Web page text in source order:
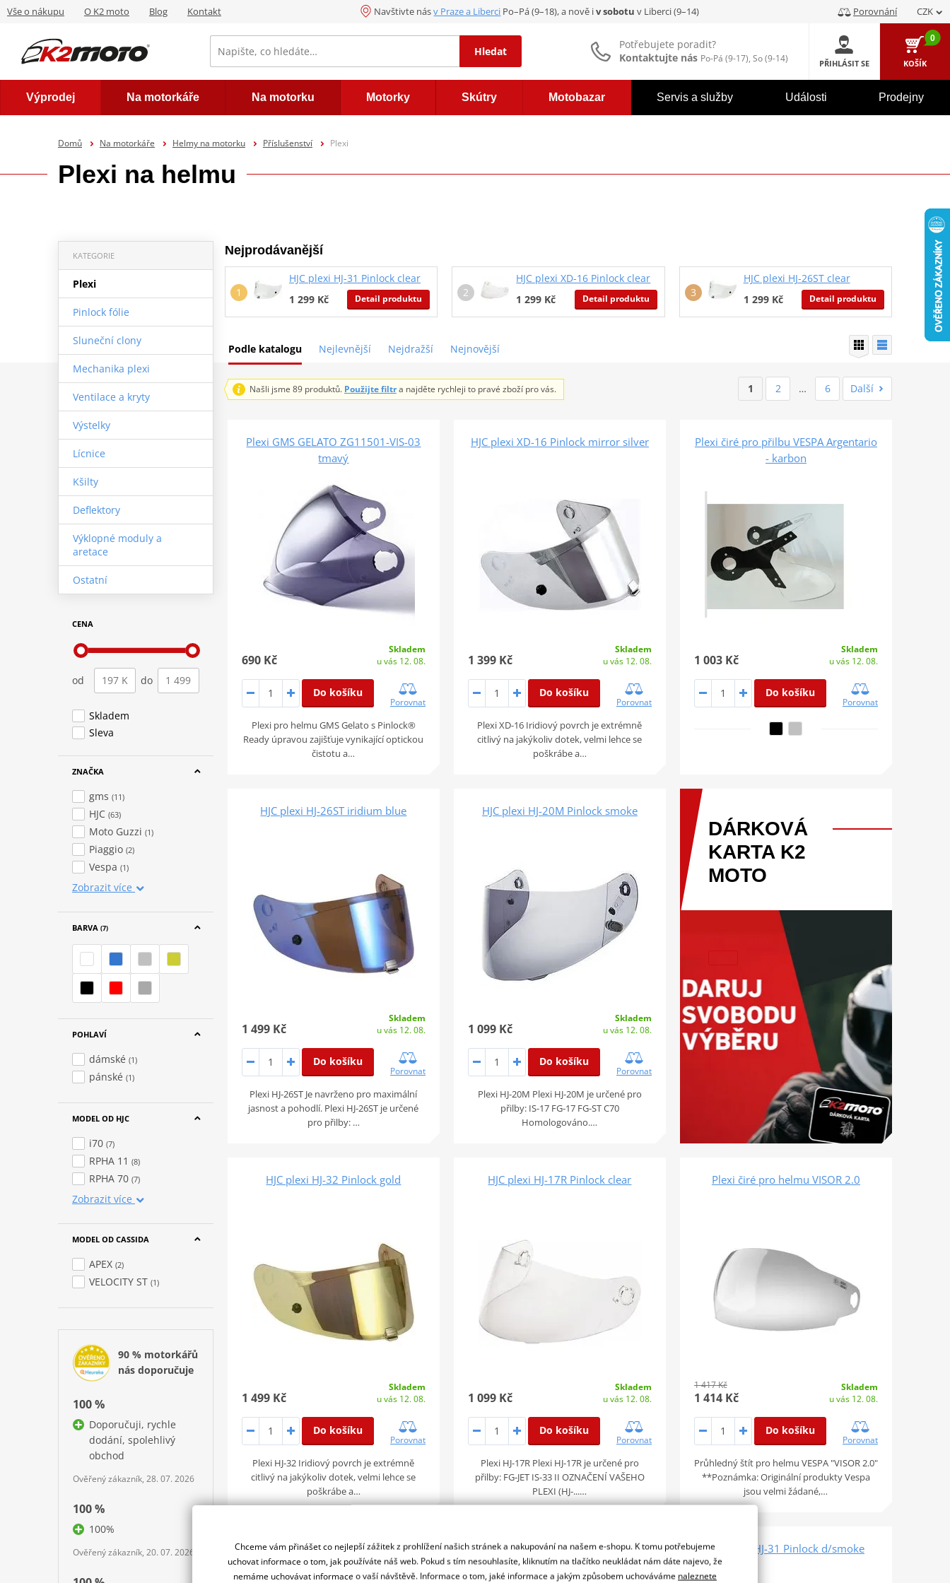
Vše o nákupu O K2 moto Blog Kontakt Navštivte násv Praze a Liberci Po–Pá (9–18), a nově iv sobotu v Liberci (9–14) Porovnání CZK
Hledat
Potřebujete poradit?
Kontaktujte nás Po-Pá (9-17), So (9-14) PŘIHLÁSIT SE
0
KOŠÍK
Výprodej Na motorkáře Na motorku Motorky Skútry Motobazar Servis a služby Události Prodejny
Domů Na motorkáře Helmy na motorku Příslušenství Plexi
Plexi na helmu
Nejprodávanější
HJC plexi HJ-31 Pinlock clear
1 299 Kč
Detail produktu
HJC plexi XD-16 Pinlock clear
1 299 Kč
Detail produktu
HJC plexi HJ-26ST clear
1 299 Kč
Detail produktu
Podle katalogu Nejlevnější Nejdražší Nejnovější
KATEGORIE
Plexi
Pinlock fólie
Sluneční clony
Mechanika plexi
Ventilace a kryty
Výstelky
Lícnice
Kšilty
Deflektory
Výklopné moduly a
aretace
Ostatní
CENA
od do
Skladem
Sleva
ZNAČKA
gms (11)
HJC (63)
Moto Guzzi (1)
Piaggio (2)
Vespa (1)
Zobrazit více
BARVA (7)
POHLAVÍ
dámské (1)
pánské (1)
MODEL OD HJC
i70 (7)
RPHA 11 (8)
RPHA 70 (7)
Zobrazit více
MODEL OD CASSIDA
APEX (2)
VELOCITY ST (1)
90 % motorkářů
nás doporučuje
100 %
Doporučuji, rychle
dodání, spolehlivý
obchod
Ověřený zákazník, 28. 07. 2026
100 %
100%
Ověřený zákazník, 20. 07. 2026
1 2 … 6 Další
Našli jsme 89 produktů. Použijte filtra najděte rychleji to pravé zboží pro vás.
Plexi GMS GELATO ZG11501-VIS-03
tmavý
690 Kč
Skladem
u vás 12. 08.
Do košíku
Porovnat
Plexi pro helmu GMS Gelato s Pinlock®
Ready úpravou zajišťuje vynikající optickou
čistotu a…
HJC plexi XD-16 Pinlock mirror silver
1 399 Kč
Skladem
u vás 12. 08.
Do košíku
Porovnat
Plexi XD-16 Iridiový povrch je extrémně
citlivý na jakýkoliv dotek, velmi lehce se
poškrábe a…
Plexi čiré pro přilbu VESPA Argentario
- karbon
1 003 Kč
Skladem
u vás 12. 08.
Do košíku
Porovnat
HJC plexi HJ-26ST iridium blue
1 499 Kč
Skladem
u vás 12. 08.
Do košíku
Porovnat
Plexi HJ-26ST Je navrženo pro maximální
jasnost a pohodlí. Plexi HJ-26ST je určené
pro přilby: …
HJC plexi HJ-20M Pinlock smoke
1 099 Kč
Skladem
u vás 12. 08.
Do košíku
Porovnat
Plexi HJ-20M Plexi HJ-20M je určené pro
přilby: IS-17 FG-17 FG-ST C70
Homologováno.…
DÁRKOVÁ
KARTA K2
MOTO
HJC plexi HJ-32 Pinlock gold
1 499 Kč
Skladem
u vás 12. 08.
Do košíku
Porovnat
Plexi HJ-32 Iridiový povrch je extrémně
citlivý na jakýkoliv dotek, velmi lehce se
poškrábe a…
HJC plexi HJ-17R Pinlock clear
1 099 Kč
Skladem
u vás 12. 08.
Do košíku
Porovnat
Plexi HJ-17R Plexi HJ-17R je určené pro
přilby: FG-JET IS-33 II OZNAČENÍ VAŠEHO
PLEXI (HJ-...…
Plexi čiré pro helmu VISOR 2.0
1 417 Kč
1 414 Kč
Skladem
u vás 12. 08.
Do košíku
Porovnat
Průhledný štít pro helmu VESPA "VISOR 2.0"
**Poznámka: Originální produkty Vespa
jsou velmi žádané,…
plexi Airoh S4 Visiera slun.clona Vertigo, Granville HJC plexi HJ-31 Pinlock d/smoke
Chceme vám přinášet co nejlepší zážitek z prohlížení našich stránek a nakupování na našem e-shopu. K tomu potřebujeme
uchovat informace o tom, jak používáte náš web. Pokud s tím nesouhlasíte, kliknutím na tlačítko neukládat nám dáte najevo, že
nemáme uchovávat informace o vaší návštěvě. Informace o tom, jaké informace a jakým způsobem uchováváme naleznete